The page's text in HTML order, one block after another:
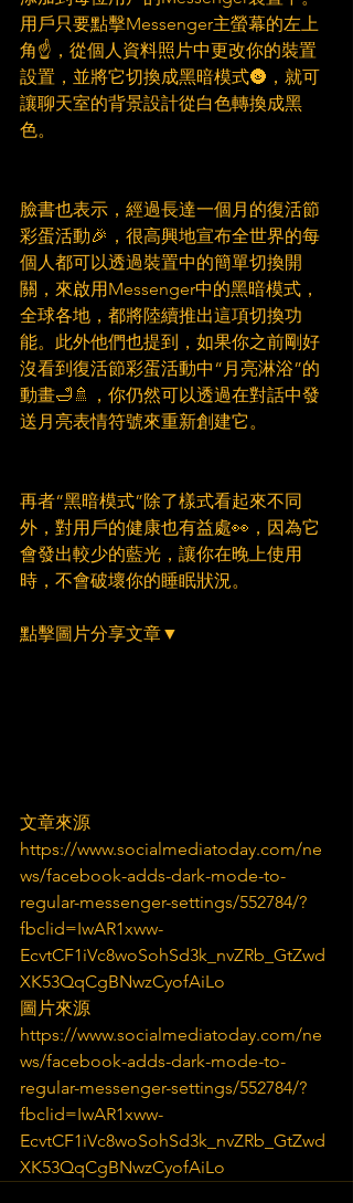
用戶只要點擊Messenger主螢幕的左上
角☝，從個人資料照片中更改你的裝置
設置，並將它切換成黑暗模式🌚，就可
讓聊天室的背景設計從白色轉換成黑
色。
臉書也表示，經過長達一個月的復活節
彩蛋活動🎉，很高興地宣布全世界的每
個人都可以透過裝置中的簡單切換開
關，來啟用Messenger中的黑暗模式，
全球各地，都將陸續推出這項切換功
能。此外他們也提到，如果你之前剛好
沒看到復活節彩蛋活動中“月亮淋浴”的
動畫🛁🚿，你仍然可以透過在對話中發
送月亮表情符號來重新創建它。
再者“黑暗模式”除了樣式看起來不同
外，對用戶的健康也有益處👀，因為它
會發出較少的藍光，讓你在晚上使用
時，不會破壞你的睡眠狀況。
點擊圖片分享文章▼
文章來源
https://www.socialmediatoday.com/ne
ws/facebook-adds-dark-mode-to-
regular-messenger-settings/552784/?
fbclid=IwAR1xww-
EcvtCF1iVc8woSohSd3k_nvZRb_GtZwd
XK53QqCgBNwzCyofAiLo
圖片來源
https://www.socialmediatoday.com/ne
ws/facebook-adds-dark-mode-to-
regular-messenger-settings/552784/?
fbclid=IwAR1xww-
EcvtCF1iVc8woSohSd3k_nvZRb_GtZwd
XK53QqCgBNwzCyofAiLo